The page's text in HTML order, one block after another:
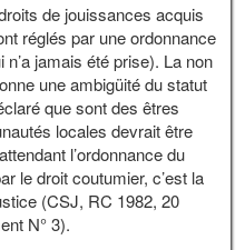
de jouissances acquis
réglés par une ordonnance
jamais été prise). La non
une ambigüité du statut
que sont des êtres
locales devrait être
l’ordonnance du
le droit coutumier, c’est la
(CSJ, RC 1982, 20
N° 3).